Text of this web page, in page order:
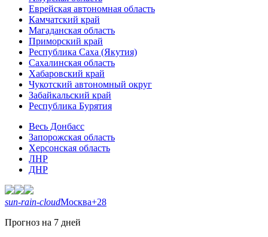
Еврейская автономная область
Камчатский край
Магаданская область
Приморский край
Республика Саха (Якутия)
Сахалинская область
Хабаровский край
Чукотский автономный округ
Забайкальский край
Республика Бурятия
Весь Донбасс
Запорожская область
Херсонская область
ЛНР
ДНР
sun-rain-cloudМосква+28
Прогноз на 7 дней